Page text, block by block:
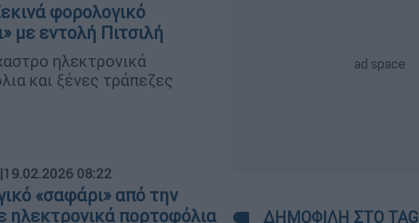
φορολογικό
με εντολή Πιτσιλή
ηλεκτρονικά
και ξένες τράπεζες
|19.02.2026 08:22
«σαφάρι» από την
πορτοφόλια
ΔΗΜΟΦΙΛΗ ΣΤΟ TAG